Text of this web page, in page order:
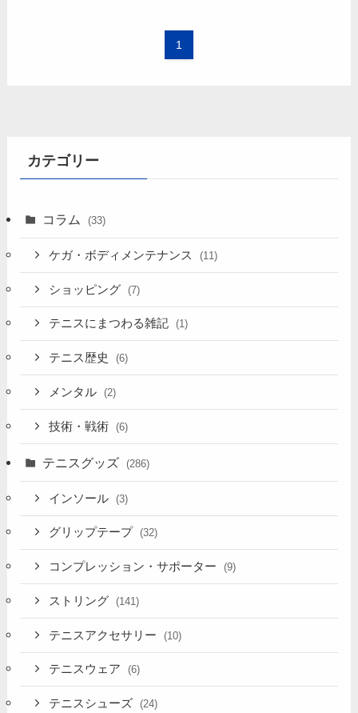
1
カテゴリー
コラム (33)
ケガ・ボディメンテナンス (11)
ショッピング (7)
テニスにまつわる雑記 (1)
テニス歴史 (6)
メンタル (2)
技術・戦術 (6)
テニスグッズ (286)
インソール (3)
グリップテープ (32)
コンプレッション・サポーター (9)
ストリング (141)
テニスアクセサリー (10)
テニスウェア (6)
テニスシューズ (24)